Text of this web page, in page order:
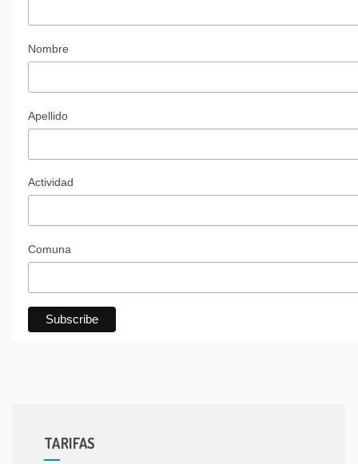
Nombre
Apellido
Actividad
Comuna
TARIFAS